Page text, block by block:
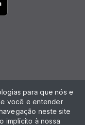
para que nós e
você e entender
neste site
implícito à nossa